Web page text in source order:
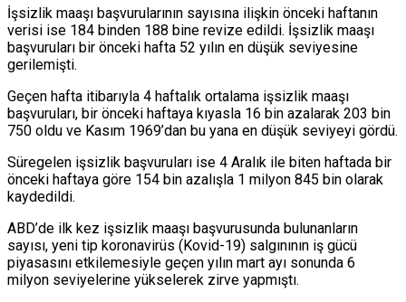
İşsizlik maaşı başvurularının sayısına ilişkin önceki haftanın
verisi ise 184 binden 188 bine revize edildi. İşsizlik maaşı
başvuruları bir önceki hafta 52 yılın en düşük seviyesine
gerilemişti.
Geçen hafta itibarıyla 4 haftalık ortalama işsizlik maaşı
başvuruları, bir önceki haftaya kıyasla 16 bin azalarak 203 bin
750 oldu ve Kasım 1969’dan bu yana en düşük seviyeyi gördü.
Süregelen işsizlik başvuruları ise 4 Aralık ile biten haftada bir
önceki haftaya göre 154 bin azalışla 1 milyon 845 bin olarak
kaydedildi.
ABD’de ilk kez işsizlik maaşı başvurusunda bulunanların
sayısı, yeni tip koronavirüs (Kovid-19) salgınının iş gücü
piyasasını etkilemesiyle geçen yılın mart ayı sonunda 6
milyon seviyelerine yükselerek zirve yapmıştı.